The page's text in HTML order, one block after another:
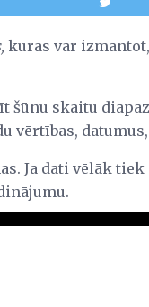
kuras var
šūnu skaitu
vērtības,
Ja dati vēlāk